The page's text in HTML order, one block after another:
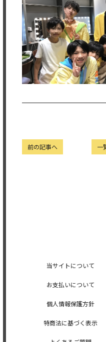
一
前の記事へ
当サイトについて
お支払いについて
個人情報保護方針
特商法に基づく表示